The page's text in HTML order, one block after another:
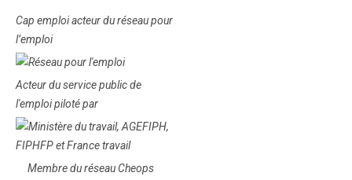
Cap emploi acteur du réseau pour
l’emploi
Acteur du service public de
l'emploi piloté par
Membre du réseau Cheops